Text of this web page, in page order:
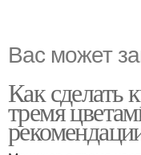
Вас может
Как сделать
тремя